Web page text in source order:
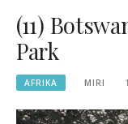
(11)
Park
AFRIKA MIRI